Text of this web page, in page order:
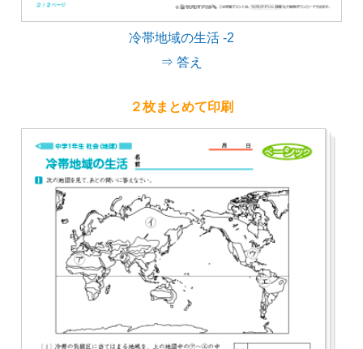
冷帯地域の生活 -2
⇒ 答え
２枚まとめて印刷